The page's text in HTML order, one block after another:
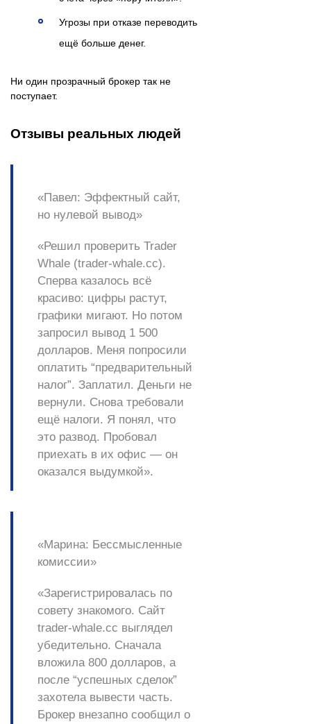
Угрозы при отказе переводить
ещё больше денег.
Ни один прозрачный брокер так не
поступает.
Отзывы реальных людей
«Павел: Эффектный сайт,
но нулевой вывод»
«Решил проверить Trader
Whale (trader-whale.cc).
Сперва казалось всё
красиво: цифры растут,
графики мигают. Но потом
запросил вывод 1 500
долларов. Меня попросили
оплатить “предварительный
налог”. Заплатил. Деньги не
вернули. Снова требовали
ещё налоги. Я понял, что
это развод. Пробовал
приехать в их офис — он
оказался выдумкой».
«Марина: Бессмысленные
комиссии»
«Зарегистрировалась по
совету знакомого. Сайт
trader-whale.cc выглядел
убедительно. Сначала
вложила 800 долларов, а
после “успешных сделок”
захотела вывести часть.
Брокер внезапно сообщил о